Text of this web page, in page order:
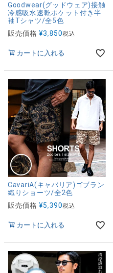
Goodwear(グッドウェア)接触
冷感吸水速乾ポケット付き半
袖Tシャツ/全5色
販売価格 ¥3,850税込
カートに入れる
CavariA(キャバリア)ゴブラン
織りショーツ/全2色
販売価格 ¥5,390税込
カートに入れる